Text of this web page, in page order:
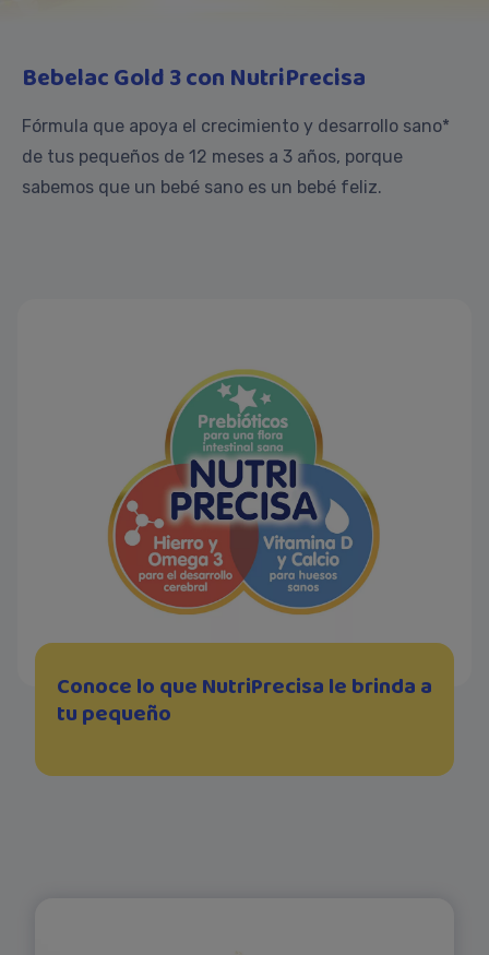
Bebelac Gold 3 con NutriPrecisa
Fórmula que apoya el crecimiento y desarrollo sano*
de tus pequeños de 12 meses a 3 años, porque
sabemos que un bebé sano es un bebé feliz.
Conoce lo que NutriPrecisa le brinda a
tu pequeño